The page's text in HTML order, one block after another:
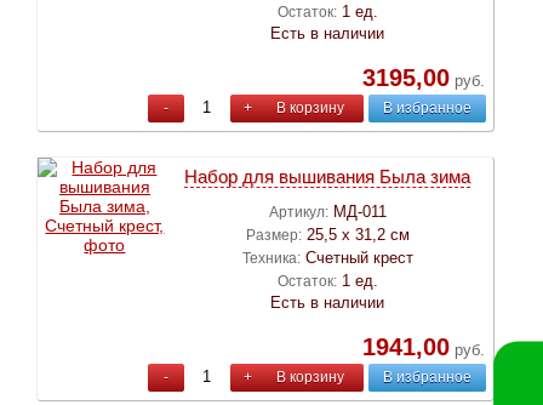
Остаток: 1 ед.
Есть в наличии
3195,00руб.
- + В корзину В избранное
Набор для вышивания Была зима
Артикул: МД-011
Размер: 25,5 х 31,2 см
Техника: Счетный крест
Остаток: 1 ед.
Есть в наличии
1941,00руб.
- + В корзину В избранное